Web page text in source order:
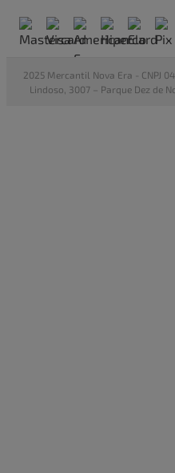
2025 Mercantil Nova Era - CNPJ
Lindoso, 3007 – Parque Dez de